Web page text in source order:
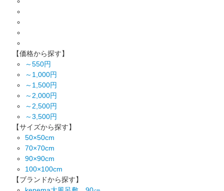
【価格から探す】
～550円
～1,000円
～1,500円
～2,000円
～2,500円
～3,500円
【サイズから探す】
50×50cm
70×70cm
90×90cm
100×100cm
【ブランドから探す】